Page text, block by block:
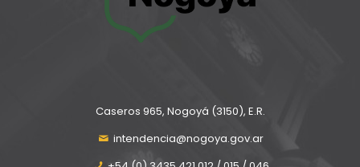
Caseros 965, Nogoyá (3150), E.R.
intendencia@nogoya.gov.ar